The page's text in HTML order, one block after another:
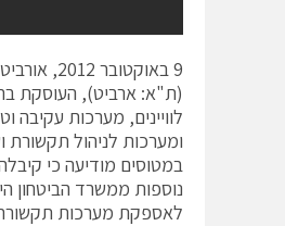
M
e
n
u
9 באוקטובר
(ת"א: ארביט), העוסקת
לוויינים, מערכות עקיבה
ומערכות לניהול תקשורת
במטוסים מודיעה כי
נוספות ממשרד הביטחון
לאספקת מערכות